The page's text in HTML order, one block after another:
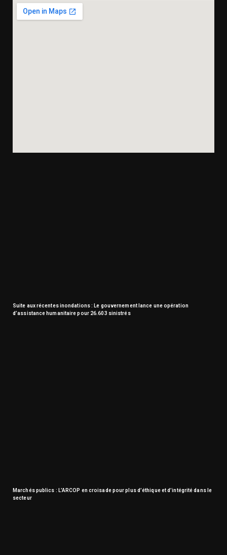
Suite aux récentes inondations : Le gouvernement lance une opération
d’assistance humanitaire pour 26.603 sinistrés
Marchés publics : L’ARCOP en croisade pour plus d’éthique et d’intégrité dans le
secteur